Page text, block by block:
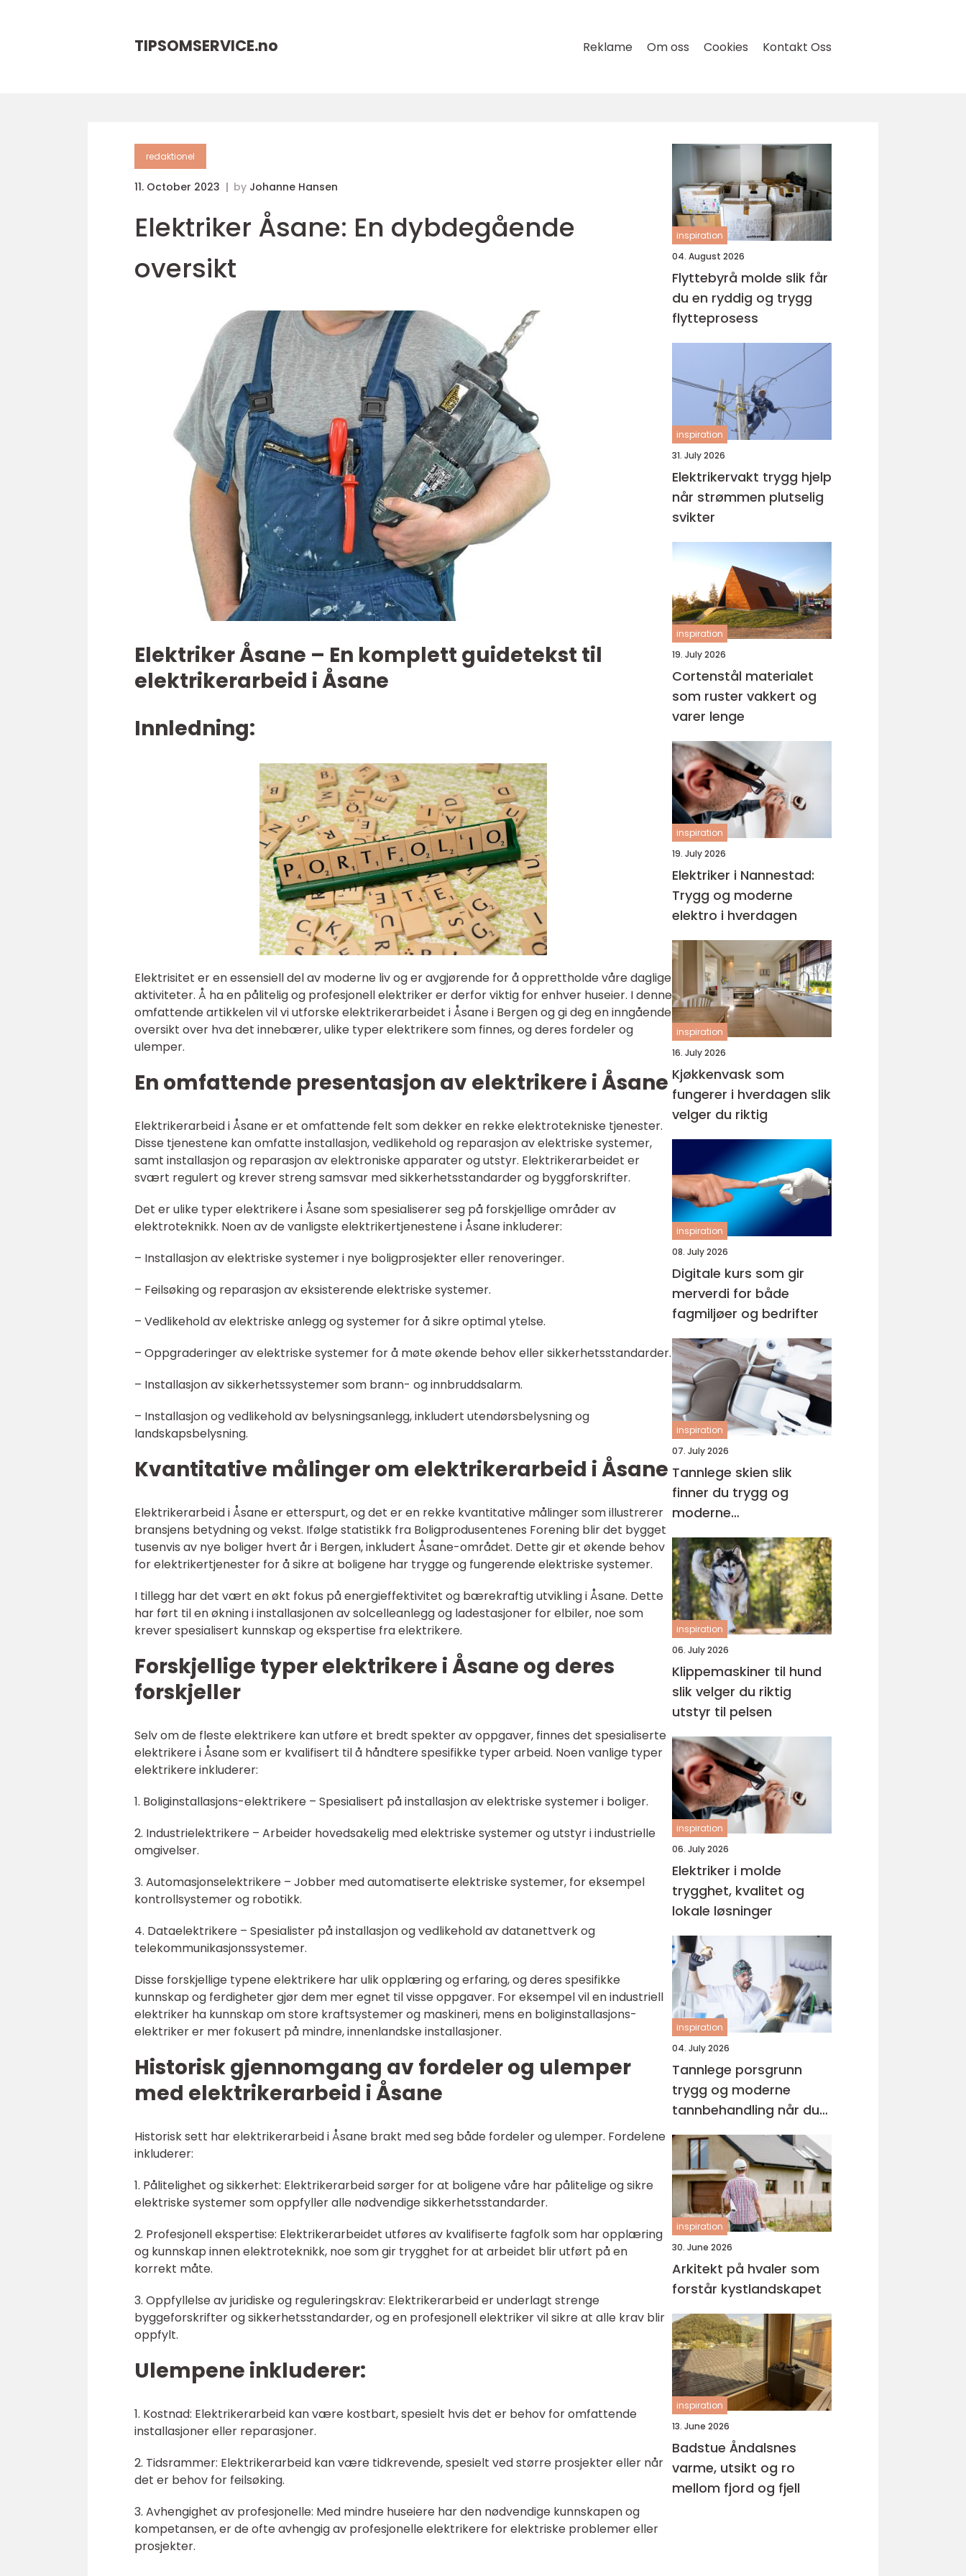
TIPSOMSERVICE.no Reklame Om oss Cookies Kontakt Oss
redaktionel
11. October 2023 by Johanne Hansen
Elektriker Åsane: En dybdegående
oversikt
Elektriker Åsane – En komplett guidetekst til
elektrikerarbeid i Åsane
Innledning:
Elektrisitet er en essensiell del av moderne liv og er avgjørende for å opprettholde våre daglige
aktiviteter. Å ha en pålitelig og profesjonell elektriker er derfor viktig for enhver huseier. I denne
omfattende artikkelen vil vi utforske elektrikerarbeidet i Åsane i Bergen og gi deg en inngående
oversikt over hva det innebærer, ulike typer elektrikere som finnes, og deres fordeler og
ulemper.
En omfattende presentasjon av elektrikere i Åsane
Elektrikerarbeid i Åsane er et omfattende felt som dekker en rekke elektrotekniske tjenester.
Disse tjenestene kan omfatte installasjon, vedlikehold og reparasjon av elektriske systemer,
samt installasjon og reparasjon av elektroniske apparater og utstyr. Elektrikerarbeidet er
svært regulert og krever streng samsvar med sikkerhetsstandarder og byggforskrifter.
Det er ulike typer elektrikere i Åsane som spesialiserer seg på forskjellige områder av
elektroteknikk. Noen av de vanligste elektrikertjenestene i Åsane inkluderer:
– Installasjon av elektriske systemer i nye boligprosjekter eller renoveringer.
– Feilsøking og reparasjon av eksisterende elektriske systemer.
– Vedlikehold av elektriske anlegg og systemer for å sikre optimal ytelse.
– Oppgraderinger av elektriske systemer for å møte økende behov eller sikkerhetsstandarder.
– Installasjon av sikkerhetssystemer som brann- og innbruddsalarm.
– Installasjon og vedlikehold av belysningsanlegg, inkludert utendørsbelysning og
landskapsbelysning.
Kvantitative målinger om elektrikerarbeid i Åsane
Elektrikerarbeid i Åsane er etterspurt, og det er en rekke kvantitative målinger som illustrerer
bransjens betydning og vekst. Ifølge statistikk fra Boligprodusentenes Forening blir det bygget
tusenvis av nye boliger hvert år i Bergen, inkludert Åsane-området. Dette gir et økende behov
for elektrikertjenester for å sikre at boligene har trygge og fungerende elektriske systemer.
I tillegg har det vært en økt fokus på energieffektivitet og bærekraftig utvikling i Åsane. Dette
har ført til en økning i installasjonen av solcelleanlegg og ladestasjoner for elbiler, noe som
krever spesialisert kunnskap og ekspertise fra elektrikere.
Forskjellige typer elektrikere i Åsane og deres
forskjeller
Selv om de fleste elektrikere kan utføre et bredt spekter av oppgaver, finnes det spesialiserte
elektrikere i Åsane som er kvalifisert til å håndtere spesifikke typer arbeid. Noen vanlige typer
elektrikere inkluderer:
1. Boliginstallasjons-elektrikere – Spesialisert på installasjon av elektriske systemer i boliger.
2. Industrielektrikere – Arbeider hovedsakelig med elektriske systemer og utstyr i industrielle
omgivelser.
3. Automasjonselektrikere – Jobber med automatiserte elektriske systemer, for eksempel
kontrollsystemer og robotikk.
4. Dataelektrikere – Spesialister på installasjon og vedlikehold av datanettverk og
telekommunikasjonssystemer.
Disse forskjellige typene elektrikere har ulik opplæring og erfaring, og deres spesifikke
kunnskap og ferdigheter gjør dem mer egnet til visse oppgaver. For eksempel vil en industriell
elektriker ha kunnskap om store kraftsystemer og maskineri, mens en boliginstallasjons-
elektriker er mer fokusert på mindre, innenlandske installasjoner.
Historisk gjennomgang av fordeler og ulemper
med elektrikerarbeid i Åsane
Historisk sett har elektrikerarbeid i Åsane brakt med seg både fordeler og ulemper. Fordelene
inkluderer:
1. Pålitelighet og sikkerhet: Elektrikerarbeid sørger for at boligene våre har pålitelige og sikre
elektriske systemer som oppfyller alle nødvendige sikkerhetsstandarder.
2. Profesjonell ekspertise: Elektrikerarbeidet utføres av kvalifiserte fagfolk som har opplæring
og kunnskap innen elektroteknikk, noe som gir trygghet for at arbeidet blir utført på en
korrekt måte.
3. Oppfyllelse av juridiske og reguleringskrav: Elektrikerarbeid er underlagt strenge
byggeforskrifter og sikkerhetsstandarder, og en profesjonell elektriker vil sikre at alle krav blir
oppfylt.
Ulempene inkluderer:
1. Kostnad: Elektrikerarbeid kan være kostbart, spesielt hvis det er behov for omfattende
installasjoner eller reparasjoner.
2. Tidsrammer: Elektrikerarbeid kan være tidkrevende, spesielt ved større prosjekter eller når
det er behov for feilsøking.
3. Avhengighet av profesjonelle: Med mindre huseiere har den nødvendige kunnskapen og
kompetansen, er de ofte avhengig av profesjonelle elektrikere for elektriske problemer eller
prosjekter.
inspiration
04. August 2026
Flyttebyrå molde slik får
du en ryddig og trygg
flytteprosess
inspiration
31. July 2026
Elektrikervakt trygg hjelp
når strømmen plutselig
svikter
inspiration
19. July 2026
Cortenstål materialet
som ruster vakkert og
varer lenge
inspiration
19. July 2026
Elektriker i Nannestad:
Trygg og moderne
elektro i hverdagen
inspiration
16. July 2026
Kjøkkenvask som
fungerer i hverdagen slik
velger du riktig
inspiration
08. July 2026
Digitale kurs som gir
merverdi for både
fagmiljøer og bedrifter
inspiration
07. July 2026
Tannlege skien slik
finner du trygg og
moderne
tannbehandling i
grenland
inspiration
06. July 2026
Klippemaskiner til hund
slik velger du riktig
utstyr til pelsen
inspiration
06. July 2026
Elektriker i molde
trygghet, kvalitet og
lokale løsninger
inspiration
04. July 2026
Tannlege porsgrunn
trygg og moderne
tannbehandling når du
trenger det
inspiration
30. June 2026
Arkitekt på hvaler som
forstår kystlandskapet
inspiration
13. June 2026
Badstue Åndalsnes
varme, utsikt og ro
mellom fjord og fjell